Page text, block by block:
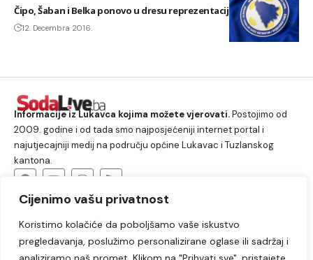
Cijenimo vašu privatnost
Koristimo kolačiće da poboljšamo vaše iskustvo
pregledavanja, poslužimo personalizirane oglase ili sadržaj i
Čipo, Šaban i Belka ponovo u dresu reprezentacije
12. Decembra 2016.
Informacije iz Lukavca kojima možete vjerovati.Postojimo od
2009. godine i od tada smo najposjećeniji internet portal i
najutjecajniji medij na području općine Lukavac i Tuzlanskog
kantona.
Lukavac Društvo Crna hronika
Sport
Kultura
Kolumne Slobodno vrijeme